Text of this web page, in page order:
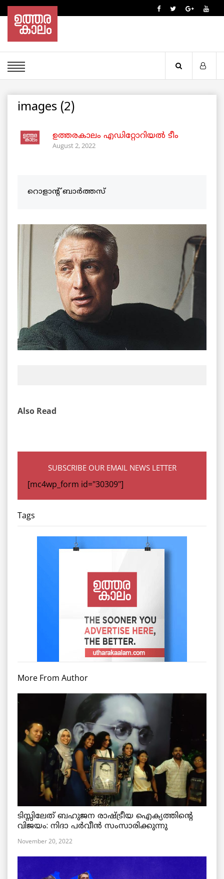
images (2)
ഉത്തരകാലം എഡിറ്റോറിയല്‍ ടീം
August 2, 2022
റൊളാന്റ് ബാർത്തസ്
Also Read
SUBSCRIBE OUR EMAIL NEWS LETTER
[mc4wp_form id="30309"]
Tags
More From Author
ടിസ്സിലേത് ബഹുജന രാഷ്ട്രീയ ഐക്യത്തിന്റെ
വിജയം: നിദാ പർവീൻ സംസാരിക്കുന്നു
November 20, 2022